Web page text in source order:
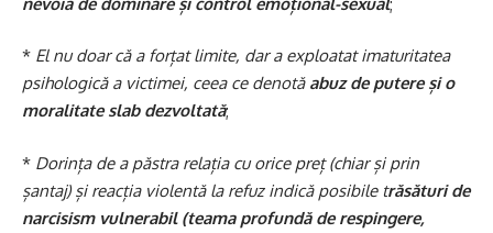
* El nu doar că a forțat limite, dar a exploatat imaturitatea
psihologică a victimei, ceea ce denotăabuz de putere și o
moralitate slab dezvoltată;
* Dorința de a păstra relația cu orice preț (chiar și prin
șantaj) și reacția violentă la refuz indică posibile trăsături de
narcisism vulnerabil (teama profundă de respingere,